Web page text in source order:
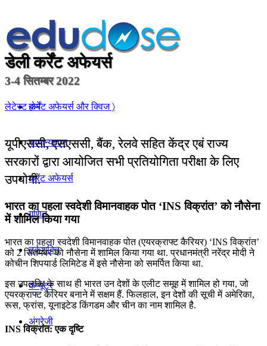
होम
सामान्यज्ञान
करेंट अफेयर्स
गणित
तर्कशक्ति
कंप्यूटर
अंग्रेजी
डेली कर्रेंट अफेयर्स
3-4 सितम्बर 2022
लेटेस्ट कर्रेंट अफेयर्स और क्विज 〉
यूपीएससी, एसएससी, बैंक, रेलवे सहित केंद्र एबं राज्य
सरकारों द्वारा आयोजित सभी प्रतियोगिता परीक्षा के लिए
उपयोगी.
भारत का पहला स्वदेशी विमानवाहक पोत ‘INS विक्रांत’ को नौसेना
में शामिल किया गया
भारत का पहला स्वदेशी विमानवाहक पोत (एयरक्राफ्ट कैरियर) ‘INS विक्रांत’
को 2 सितमबर को नौसेना में शामिल किया गया था. प्रधानमंत्री नरेंद्र मोदी ने
कोचीन शिपयार्ड लिमिटेड में इसे नौसेना को समर्पित किया था.
इस उपलब्धि के साथ ही भारत उन देशों के एलीट समूह में शामिल हो गया, जो
एयरक्राफ्ट कैरियर बनाने में सक्षम हैं. फिलहाल, इन देशों की सूची में अमेरिका,
रूस, फ्रांस, यूनाइटेड किंगडम और चीन का नाम शामिल है.
INS विक्रांत: एक दृष्टि